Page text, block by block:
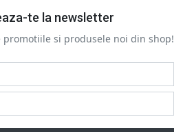
te la newsletter
promotiile si produsele noi din shop!